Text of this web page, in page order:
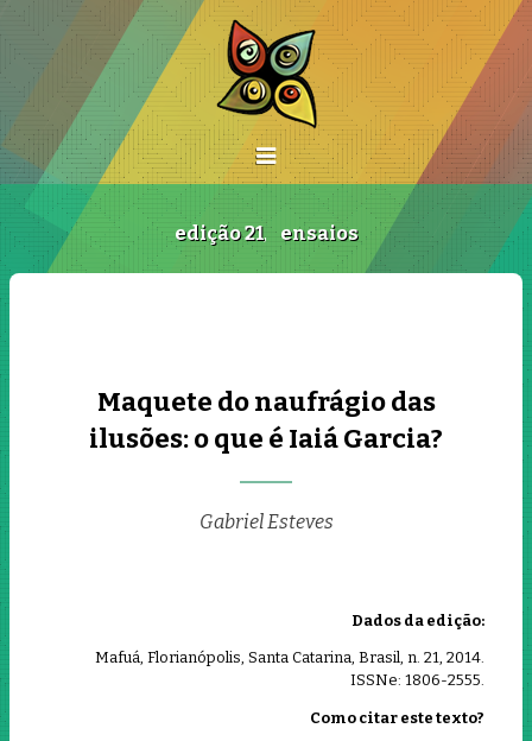
edição 21, ensaios
Maquete do naufrágio das
ilusões: o que é Iaiá Garcia?
Gabriel Esteves
Dados da edição:
Mafuá, Florianópolis, Santa Catarina, Brasil, n. 21, 2014.
ISSNe: 1806-2555.
Como citar este texto?